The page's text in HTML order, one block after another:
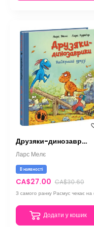
Друзяки-динозаврики. Найкращі друзі
Ларс Мелє
В наявності
CA$27.00 CA$30.60
Додати у кошик